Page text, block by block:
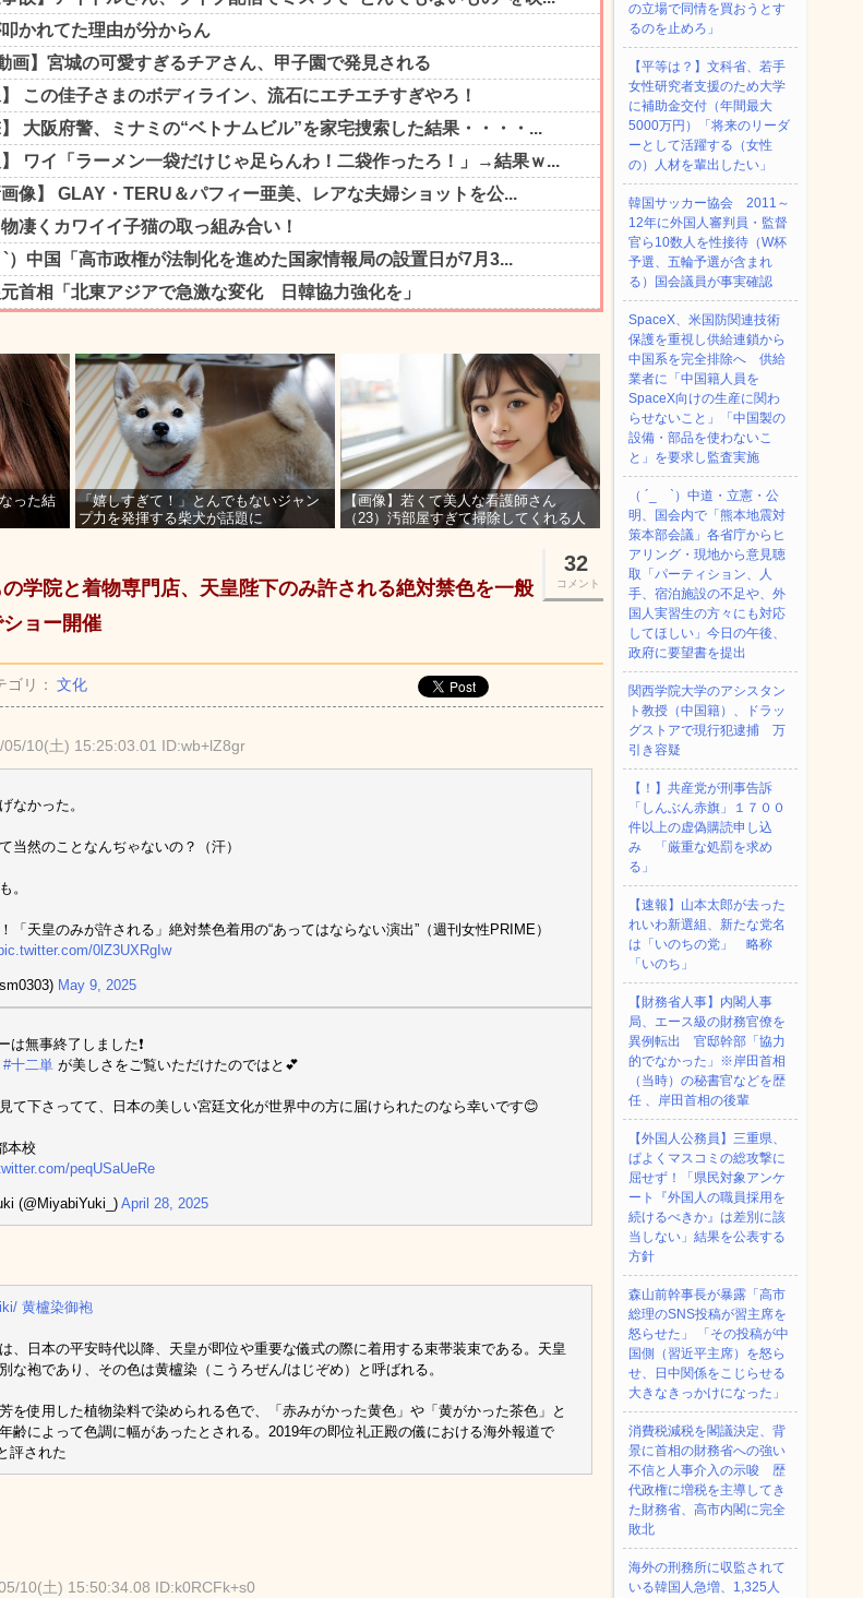
った結
「嬉しすぎて！」とんでもないジャン
プ力を発揮する柴犬が話題に
【画像】若くて美人な看護師さん
（23）汚部屋すぎて掃除してくれる人
32
コメント
の学院と着物専門店、天皇陛下のみ許される絶対禁色を一般
ョー開催
リ： 文化
05/10(土) 15:25:03.01 ID:wb+lZ8gr
なかった。
当然のことなんぢゃないの？（汗）
。
「天皇のみが許される」絶対禁色着用の“あってはならない演出”（週刊女性PRIME）
0lZ3UXRgIw
May 9, 2025
は無事終了しました❗
#十二単 が美しさをご覧いただけたのではと💕
て下さってて、日本の美しい宮廷文化が世界中の方に届けられたのなら幸いです😊
本校
peqUSaUeRe
(@MiyabiYuki_) April 28, 2025
黄櫨染御袍
、日本の平安時代以降、天皇が即位や重要な儀式の際に着用する束帯装束である。天皇
な袍であり、その色は黄櫨染（こうろぜん/はじぞめ）と呼ばれる。
を使用した植物染料で染められる色で、「赤みがかった黄色」や「黄がかった茶色」と
齢によって色調に幅があったとされる。2019年の即位礼正殿の儀における海外報道で
評された
10(土) 15:50:34.08 ID:k0RCFk+s0
の立場で同情を買おうとす
るのを止めろ」
【平等は？】文科省、若手
女性研究者支援のため大学
に補助金交付（年間最大
5000万円）「将来のリーダ
ーとして活躍する（女性
の）人材を輩出したい」
韓国サッカー協会 2011～
12年に外国人審判員・監督
官ら10数人を性接待（W杯
予選、五輪予選が含まれ
る）国会議員が事実確認
SpaceX、米国防関連技術
保護を重視し供給連鎖から
中国系を完全排除へ 供給
業者に「中国籍人員を
SpaceX向けの生産に関わ
らせないこと」「中国製の
設備・部品を使わないこ
と」を要求し監査実施
（ ´_ゝ`）中道・立憲・公
明、国会内で「熊本地震対
策本部会議」各省庁からヒ
アリング・現地から意見聴
取「パーティション、人
手、宿泊施設の不足や、外
国人実習生の方々にも対応
してほしい」今日の午後、
政府に要望書を提出
関西学院大学のアシスタン
ト教授（中国籍）、ドラッ
グストアで現行犯逮捕 万
引き容疑
【！】共産党が刑事告訴
「しんぶん赤旗」１７００
件以上の虚偽購読申し込
み 「厳重な処罰を求め
る」
【速報】山本太郎が去った
れいわ新選組、新たな党名
は「いのちの党」 略称
「いのち」
【財務省人事】内閣人事
局、エース級の財務官僚を
異例転出 官邸幹部「協力
的でなかった」※岸田首相
（当時）の秘書官などを歴
任 、岸田首相の後輩
【外国人公務員】三重県、
ぱよくマスコミの総攻撃に
屈せず！「県民対象アンケ
ート『外国人の職員採用を
続けるべきか』は差別に該
当しない」結果を公表する
方針
森山前幹事長が暴露「高市
総理のSNS投稿が習主席を
怒らせた」 「その投稿が中
国側（習近平主席）を怒ら
せ、日中関係をこじらせる
大きなきっかけになった」
消費税減税を閣議決定、背
景に首相の財務省への強い
不信と人事介入の示唆 歴
代政権に増税を主導してき
た財務省、高市内閣に完全
敗北
海外の刑務所に収監されて
いる韓国人急増、1,325人